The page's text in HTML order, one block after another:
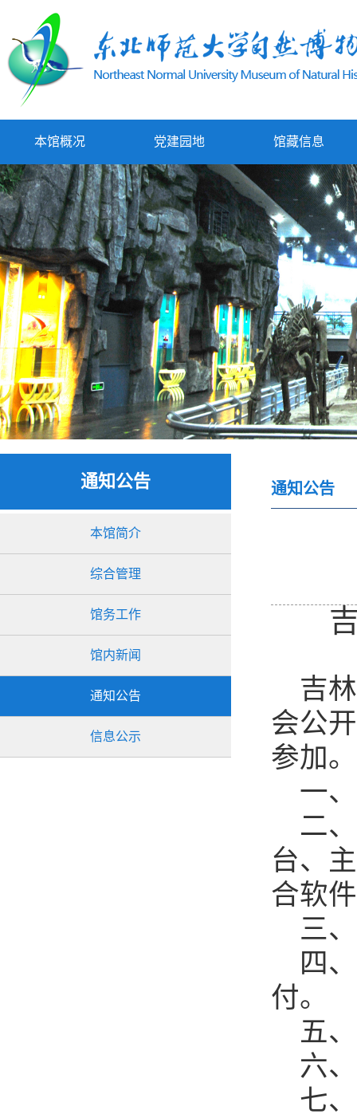
本馆概况 党建园地 馆藏信息
通知公告
本馆简介
综合管理
馆务工作
馆内新闻
通知公告
信息公示
通知公告
吉林
会公
参加。
一、
二、
台、
合软
三、
四、
付。
五、
六、
七、